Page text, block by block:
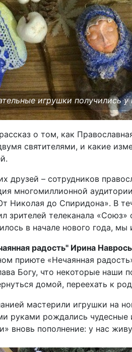
игрушки получились
о том, как
святителями, и какие
друзей – сотрудников
многомиллионной
Николая до Спиридона». В
зрителей телеканала
в начале нового года, мы
радость" Ирина
приюте «Нечаянная
Богу, что некоторые
домой, переехать к
мастерили игрушки на
руками рождались чудесные
вновь пополнение: у нас